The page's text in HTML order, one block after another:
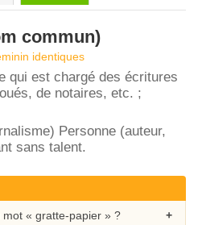
commun)
identiques
qui est chargé des écritures
de notaires, etc. ;
Personne (auteur,
sans talent.
« gratte-papier » ?